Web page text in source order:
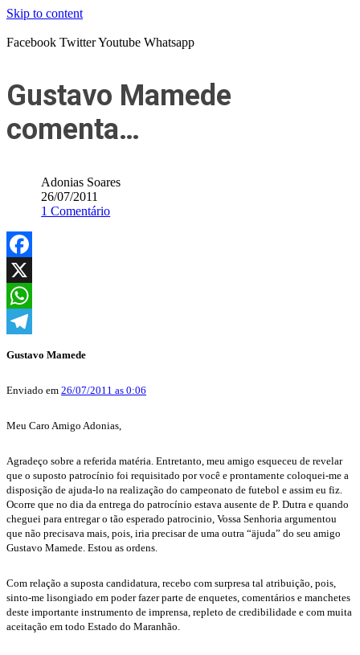
Skip to content
Facebook TwitterYoutube Whatsapp
Gustavo Mamede
comenta…
Adonias Soares
26/07/2011
1 Comentário
Facebook
X
WhatsApp
Gustavo Mamede
Enviado em 26/07/2011 as 0:06
Meu Caro Amigo Adonias,
Agradeço sobre a referida matéria. Entretanto, meu amigo esqueceu de revelar
que o suposto patrocínio foi requisitado por você e prontamente coloquei-me a
disposição de ajuda-lo na realização do campeonato de futebol e assim eu fiz.
Ocorre que no dia da entrega do patrocínio estava ausente de P. Dutra e quando
cheguei para entregar o tão esperado patrocinio, Vossa Senhoria argumentou
que não precisava mais, pois, iria precisar de uma outra “äjuda” do seu amigo
Gustavo Mamede. Estou as ordens.
Com relação a suposta candidatura, recebo com surpresa tal atribuição, pois,
sinto-me lisongiado em poder fazer parte de enquetes, comentários e manchetes
deste importante instrumento de imprensa, repleto de credibilidade e com muita
aceitação em todo Estado do Maranhão.